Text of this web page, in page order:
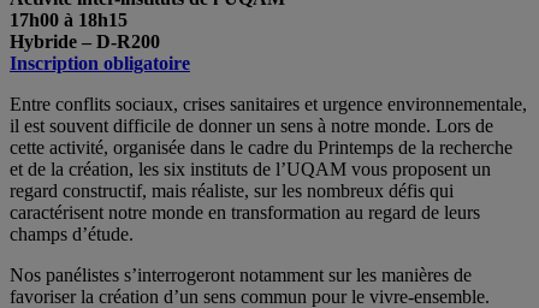
17h00 à 18h15
Hybride – D-R200
Inscription obligatoire
Entre conflits sociaux, crises sanitaires et urgence environnementale,
il est souvent difficile de donner un sens à notre monde. Lors de
cette activité, organisée dans le cadre du Printemps de la recherche
et de la création, les six instituts de l’UQAM vous proposent un
regard constructif, mais réaliste, sur les nombreux défis qui
caractérisent notre monde en transformation au regard de leurs
champs d’étude.
Nos panélistes s’interrogeront notamment sur les manières de
favoriser la création d’un sens commun pour le vivre-ensemble.